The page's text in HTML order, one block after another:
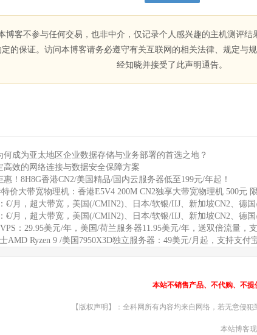
博客不参与任何交易，也非中介，仅记录个人感兴趣的主机测评
的保证。访问本博客请务必遵守有关互联网的相关法律、规定与
经知晓并接受了此声明通告。
何成为亚太地区企业数据存储与业务部署的首选之地？
高效的网络连接与数据安全保障方案
！8H8G香港CN2/美国精品/国内云服务器低至199元/年起！
价大带宽物理机：香港E5V4 200M CN2独享大带宽物理机 500元 限
€/月，超大带宽，美国(/CMIN2)、日本/软银/IIJ、新加坡CN2、德
€/月，超大带宽，美国(/CMIN2)、日本/软银/IIJ、新加坡CN2、德
：29.95美元/年，美国/荷兰服务器11.95美元/年，送双倍流量，
AMD Ryzen 9 /美国7950X3D独立服务器：49美元/月起，支持支付
本站不销售产品、不代购、不提
【版权声明】：全科网所有内容均来自网络，若无意侵
本站博客